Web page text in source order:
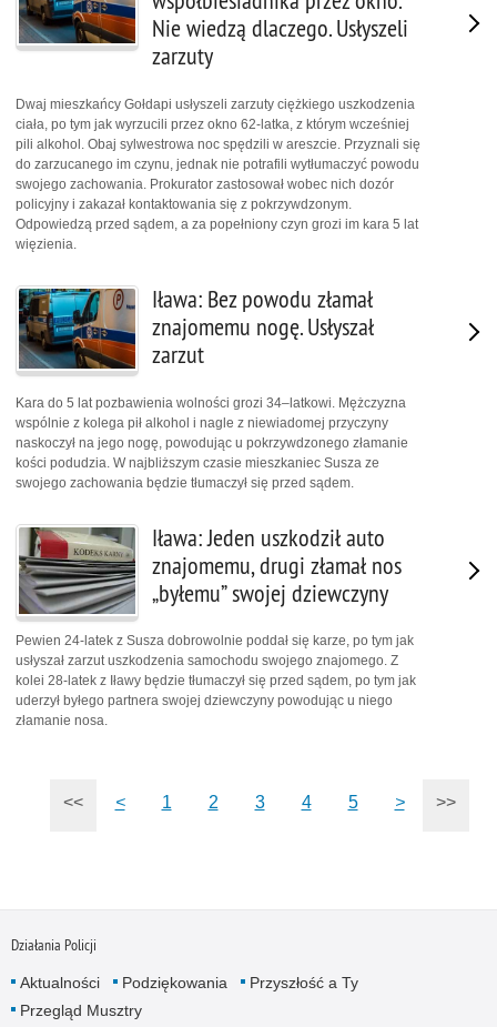
Nie wiedzą dlaczego. Usłyszeli
zarzuty
Dwaj mieszkańcy Gołdapi usłyszeli zarzuty ciężkiego uszkodzenia
ciała, po tym jak wyrzucili przez okno 62-latka, z którym wcześniej
pili alkohol. Obaj sylwestrowa noc spędzili w areszcie. Przyznali się
do zarzucanego im czynu, jednak nie potrafili wytłumaczyć powodu
swojego zachowania. Prokurator zastosował wobec nich dozór
policyjny i zakazał kontaktowania się z pokrzywdzonym.
Odpowiedzą przed sądem, a za popełniony czyn grozi im kara 5 lat
więzienia.
Iława: Bez powodu złamał
znajomemu nogę. Usłyszał
zarzut
Kara do 5 lat pozbawienia wolności grozi 34–latkowi. Mężczyzna
wspólnie z kolega pił alkohol i nagle z niewiadomej przyczyny
naskoczył na jego nogę, powodując u pokrzywdzonego złamanie
kości podudzia. W najbliższym czasie mieszkaniec Susza ze
swojego zachowania będzie tłumaczył się przed sądem.
Iława: Jeden uszkodził auto
znajomemu, drugi złamał nos
„byłemu” swojej dziewczyny
Pewien 24-latek z Susza dobrowolnie poddał się karze, po tym jak
usłyszał zarzut uszkodzenia samochodu swojego znajomego. Z
kolei 28-latek z Iławy będzie tłumaczył się przed sądem, po tym jak
uderzył byłego partnera swojej dziewczyny powodując u niego
złamanie nosa.
<< < 1 2 3 4 5 > >>
Działania Policji
Aktualności Podziękowania
Przyszłość a Ty
Przegląd Musztry